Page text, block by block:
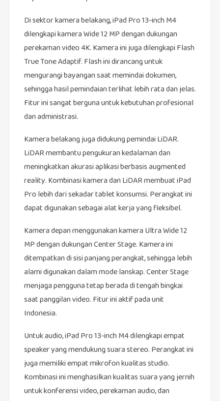
Di sektor kamera belakang, iPad Pro 13-inch M4
dilengkapi kamera Wide 12 MP dengan dukungan
perekaman video 4K. Kamera ini juga dilengkapi Flash
True Tone Adaptif. Flash ini dirancang untuk
mengurangi bayangan saat memindai dokumen,
sehingga hasil pemindaian terlihat lebih rata dan jelas.
Fitur ini sangat berguna untuk kebutuhan profesional
dan administrasi.
Kamera belakang juga didukung pemindai LiDAR.
LiDAR membantu pengukuran kedalaman dan
meningkatkan akurasi aplikasi berbasis augmented
reality. Kombinasi kamera dan LiDAR membuat iPad
Pro lebih dari sekadar tablet konsumsi. Perangkat ini
dapat digunakan sebagai alat kerja yang fleksibel.
Kamera depan menggunakan kamera Ultra Wide 12
MP dengan dukungan Center Stage. Kamera ini
ditempatkan di sisi panjang perangkat, sehingga lebih
alami digunakan dalam mode lanskap. Center Stage
menjaga pengguna tetap berada di tengah bingkai
saat panggilan video. Fitur ini aktif pada unit
Indonesia.
Untuk audio, iPad Pro 13-inch M4 dilengkapi empat
speaker yang mendukung suara stereo. Perangkat ini
juga memiliki empat mikrofon kualitas studio.
Kombinasi ini menghasilkan kualitas suara yang jernih
untuk konferensi video, perekaman audio, dan